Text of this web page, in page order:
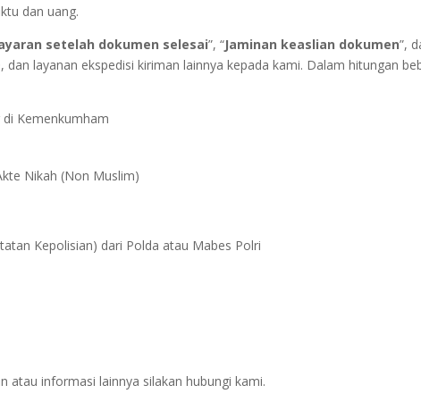
dan uang.
setelah dokumen selesai”, “Jaminan keaslian dokumen”,
layanan ekspedisi kiriman lainnya kepada kami. Dalam hitungan
Kemenkumham
Nikah (Non Muslim)
Kepolisian) dari Polda atau Mabes Polri
atau informasi lainnya silakan hubungi kami.